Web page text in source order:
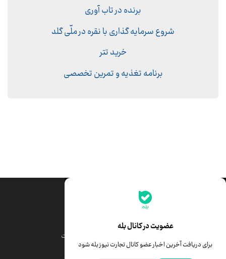
برنده در تاب آوری
شروع سرمایه گذاری با نقره در ملّی گلد
خرید تتر
برنامه تغذیه و تمرین تخصصی
عضویت در کانال بله
برای دریافت آخرین اخبار عضو کانال تجارت نیوز بله شود
جدیدترین قیمت‌ها
قیمت درهم امارات